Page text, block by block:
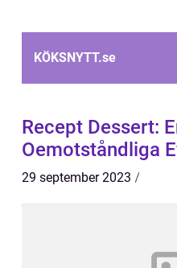
KÖKSNYTT.se
Recept Dessert:
Oemotståndliga
29 september 2023